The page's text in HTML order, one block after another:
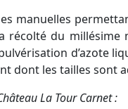
manuelles
récolté du
d’azote
dont les tailles sont
La Tour Carnet :